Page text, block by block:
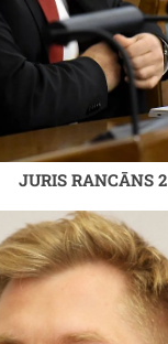
JURIS RANCĀNS 2